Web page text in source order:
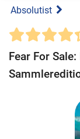
Absolutist
Fear For